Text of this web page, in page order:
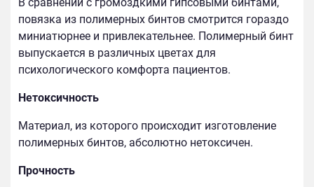
повязка из полимерных бинтов смотрится гораздо
миниатюрнее и привлекательнее. Полимерный бинт
выпускается в различных цветах для
психологического комфорта пациентов.
Нетоксичность
Материал, из которого происходит изготовление
полимерных бинтов, абсолютно нетоксичен.
Прочность